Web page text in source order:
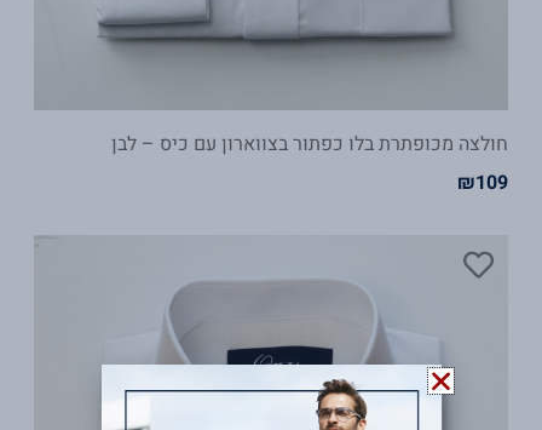
חולצה מכופתרת בלו כפתור בצווארון עם כיס – לבן
₪109